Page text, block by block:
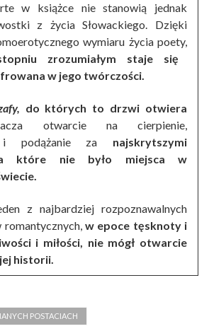
w książce nie stanowią jednak
z życia Słowackiego. Dzięki
wymiaru życia poety,
zrozumiałym staje się
w jego twórczości.
do których to drzwi otwiera
otwarcie na cierpienie,
i podążanie za najskrytszymi
które nie było miejsca w
z najbardziej rozpoznawalnych
w epoce tęsknoty i
i miłości, nie mógł otwarcie
historii.
POSTACIACH